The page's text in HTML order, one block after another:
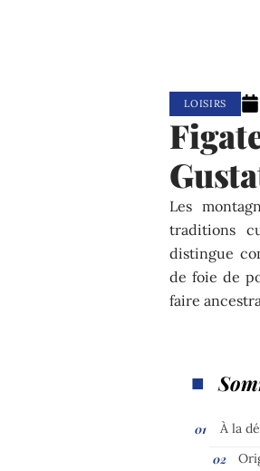
LOISIRS
Les
traditions
distingue
de foie de
faire
À la